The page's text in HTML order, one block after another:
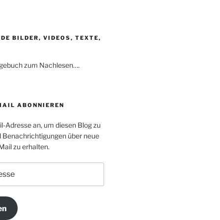
BILDER, VIDEOS, TEXTE,
zum Nachlesen….
ABONNIEREN
Adresse an, um diesen Blog zu
Benachrichtigungen über neue
zu erhalten.